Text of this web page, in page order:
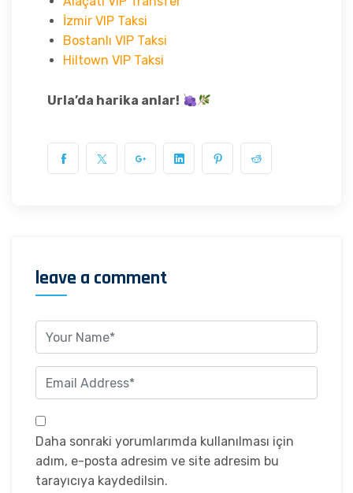
İzmir VIP Taksi
Bostanlı VIP Taksi
Hiltown VIP Taksi
Urla’da harika anlar!
leave a comment
Daha sonraki yorumlarımda kullanılması için
adım, e-posta adresim ve site adresim bu
tarayıcıya kaydedilsin.